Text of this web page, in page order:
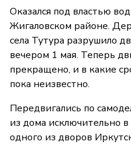
Оказался под властью
Жигаловском районе.
села Тутура разрушило
вечером 1 мая. Теперь
прекращено, и в какие
пока неизвестно.
Передвигались по
из дома исключительно
одного из дворов